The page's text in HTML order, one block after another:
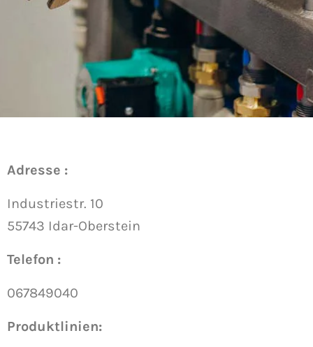
Adresse :
Industriestr. 10
55743 Idar-Oberstein
Telefon :
067849040
Produktlinien: